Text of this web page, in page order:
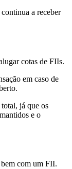
a receber
cotas de FIIs.
em caso de
já que os
e o
com um FII.